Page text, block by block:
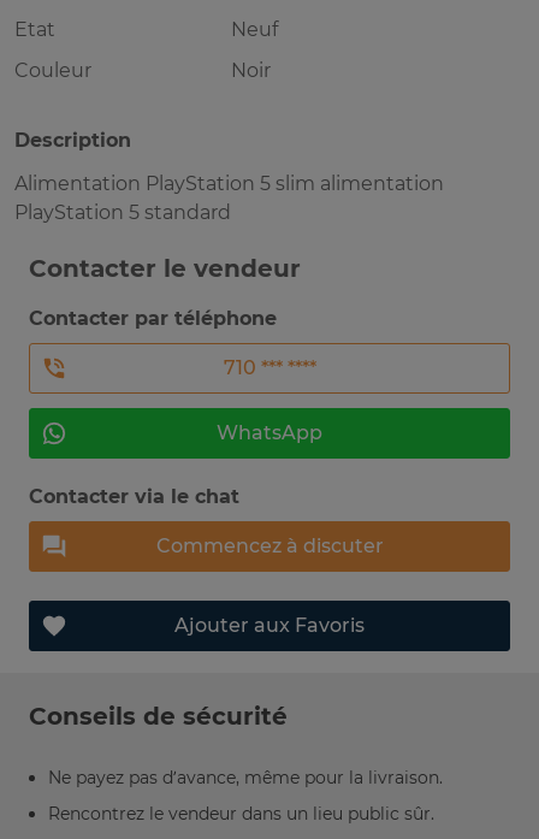
Etat
Neuf
Couleur
Noir
Description
Alimentation PlayStation 5 slim alimentation
PlayStation 5 standard
Contacter le vendeur
Contacter par téléphone
710 *** ****
WhatsApp
Contacter via le chat
Commencez à discuter
Ajouter aux Favoris
Conseils de sécurité
Ne payez pas d’avance, même pour la livraison.
Rencontrez le vendeur dans un lieu public sûr.